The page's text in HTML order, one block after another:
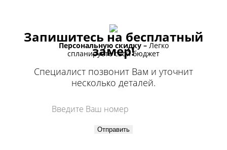
Персональную скидку – Легко
спланируете свой бюджет
Запишитесь на бесплатный
замер!
Специалист позвонит Вам и уточнит
несколько деталей.
Отправить